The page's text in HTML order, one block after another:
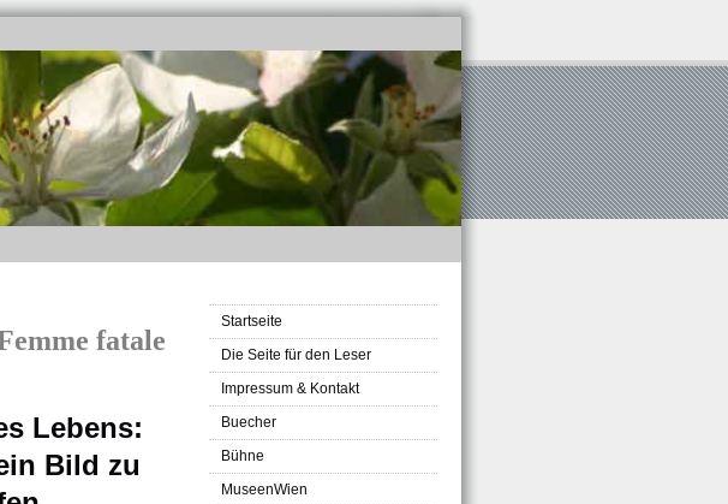
Startseite
Die Seite für den Leser
Impressum & Kontakt
Buecher
Bühne
MuseenWien
fatale
Lebens:
Bild zu